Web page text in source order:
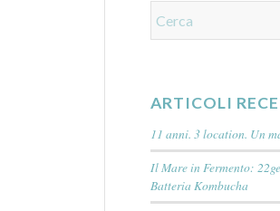
ARTICOLI
11 anni. 3 location. Un
Il Mare in Fermento:
Batteria Kombucha